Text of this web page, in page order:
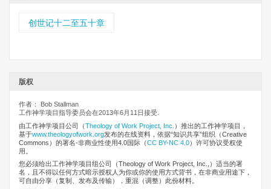
创世记十二至五十章
版权
作者： Bob Stallman
工作神学项目指导委员会在2013年6月11日接受.
由工作神学项目公司
（Theology of Work Project, Inc. ）推出的工作神学项目，
基于www.theologyofwork.org发布的在线资料，依据“知识共享”组织（Creative
Commons）的署名-非商业性使用4.0国际（CC BY-NC 4.0）许可协议受权使
用。
您必须给出工作神学项目组公司（Theology of Work Project, Inc.,）适当的署
名，且不得以任何方式暗示授权人为你或你的使用方式背书，在非商业用途下，
可自由分享（复制、发布及传输），重混（调整）此份材料。